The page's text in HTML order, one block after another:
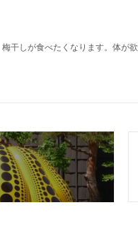
干しが食べたくなります。体が